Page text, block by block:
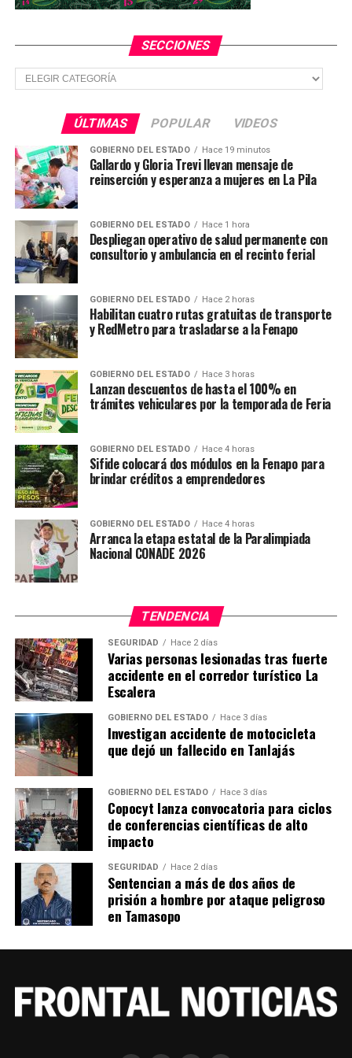
SECCIONES
Secciones
ÚLTIMAS POPULAR VIDEOS
GOBIERNO DEL ESTADO Hace 19 minutos
Gallardo y Gloria Trevi llevan mensaje de
reinserción y esperanza a mujeres en La Pila
GOBIERNO DEL ESTADO Hace 1 hora
Despliegan operativo de salud permanente con
consultorio y ambulancia en el recinto ferial
GOBIERNO DEL ESTADO Hace 2 horas
Habilitan cuatro rutas gratuitas de transporte
y RedMetro para trasladarse a la Fenapo
GOBIERNO DEL ESTADO Hace 3 horas
Lanzan descuentos de hasta el 100% en
trámites vehiculares por la temporada de Feria
GOBIERNO DEL ESTADO Hace 4 horas
Sifide colocará dos módulos en la Fenapo para
brindar créditos a emprendedores
GOBIERNO DEL ESTADO Hace 4 horas
Arranca la etapa estatal de la Paralimpiada
Nacional CONADE 2026
TENDENCIA
SEGURIDAD Hace 2 días
Varias personas lesionadas tras fuerte
accidente en el corredor turístico La
Escalera
GOBIERNO DEL ESTADO Hace 3 días
Investigan accidente de motocicleta
que dejó un fallecido en Tanlajás
GOBIERNO DEL ESTADO Hace 3 días
Copocyt lanza convocatoria para ciclos
de conferencias científicas de alto
impacto
SEGURIDAD Hace 2 días
Sentencian a más de dos años de
prisión a hombre por ataque peligroso
en Tamasopo